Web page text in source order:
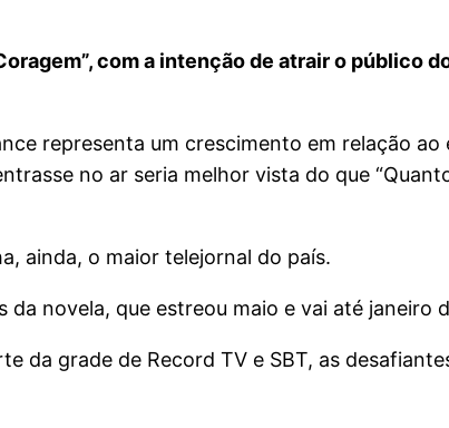
com a intenção de atrair o público
representa um crescimento em relação ao
no ar seria melhor vista do que
ainda, o maior telejornal do país.
novela, que estreou maio e vai até janeiro
da grade de Record TV e SBT, as